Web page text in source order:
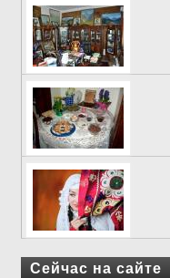
Сейчас на сайте